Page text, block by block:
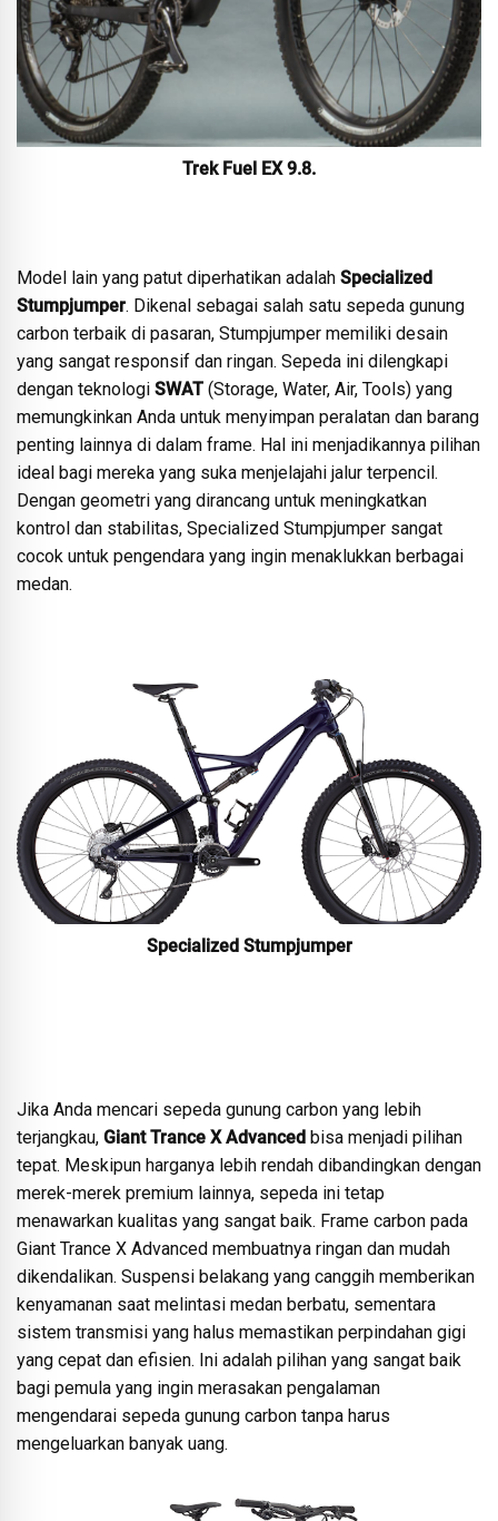
Trek Fuel EX 9.8.
Model lain yang patut diperhatikan adalah Specialized
Stumpjumper. Dikenal sebagai salah satu sepeda gunung
carbon terbaik di pasaran, Stumpjumper memiliki desain
yang sangat responsif dan ringan. Sepeda ini dilengkapi
dengan teknologi SWAT (Storage, Water, Air, Tools) yang
memungkinkan Anda untuk menyimpan peralatan dan barang
penting lainnya di dalam frame. Hal ini menjadikannya pilihan
ideal bagi mereka yang suka menjelajahi jalur terpencil.
Dengan geometri yang dirancang untuk meningkatkan
kontrol dan stabilitas, Specialized Stumpjumper sangat
cocok untuk pengendara yang ingin menaklukkan berbagai
medan.
Specialized Stumpjumper
Jika Anda mencari sepeda gunung carbon yang lebih
terjangkau, Giant Trance X Advanced bisa menjadi pilihan
tepat. Meskipun harganya lebih rendah dibandingkan dengan
merek-merek premium lainnya, sepeda ini tetap
menawarkan kualitas yang sangat baik. Frame carbon pada
Giant Trance X Advanced membuatnya ringan dan mudah
dikendalikan. Suspensi belakang yang canggih memberikan
kenyamanan saat melintasi medan berbatu, sementara
sistem transmisi yang halus memastikan perpindahan gigi
yang cepat dan efisien. Ini adalah pilihan yang sangat baik
bagi pemula yang ingin merasakan pengalaman
mengendarai sepeda gunung carbon tanpa harus
mengeluarkan banyak uang.